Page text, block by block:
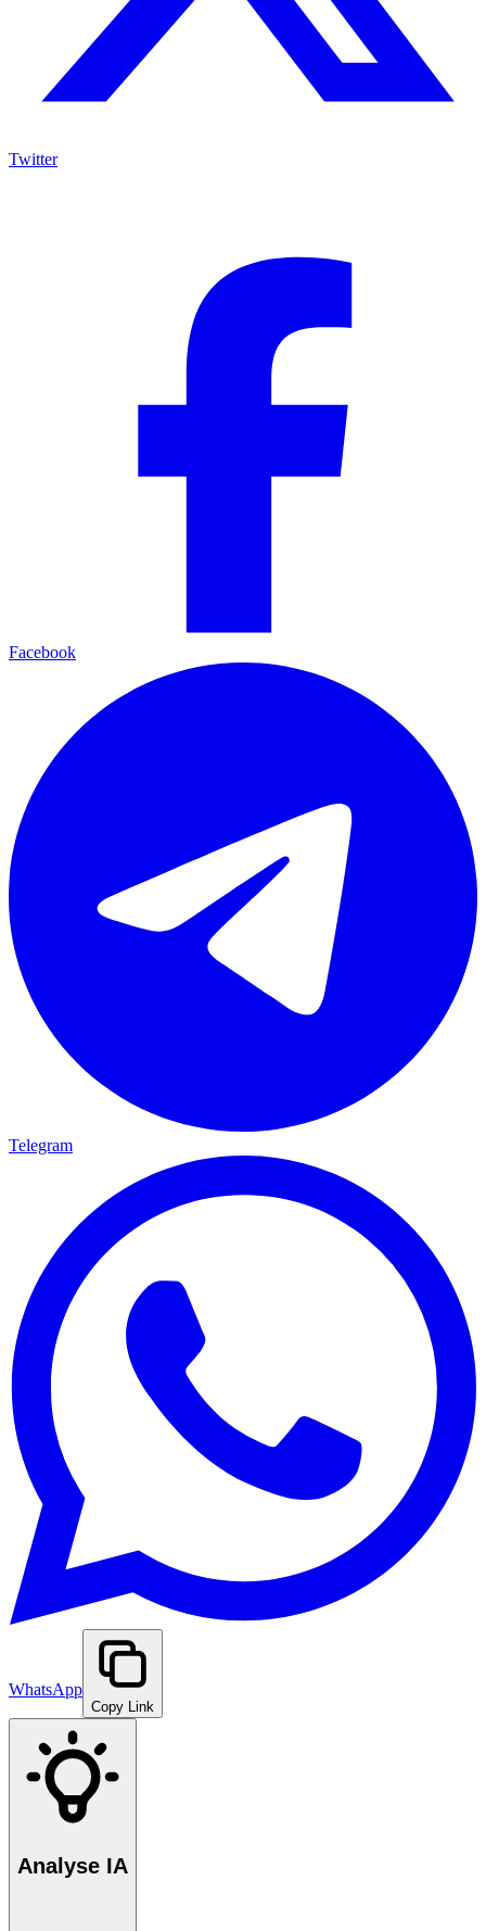
Twitter
Facebook
Telegram
WhatsApp
Copy Link
Analyse IA